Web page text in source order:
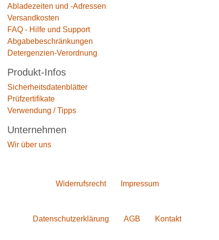
Abladezeiten und -Adressen
Versandkosten
FAQ - Hilfe und Support
Abgabebeschränkungen
Detergenzien-Verordnung
Produkt-Infos
Sicherheitsdatenblätter
Prüfzertifikate
Verwendung / Tipps
Unternehmen
Wir über uns
Widerrufs­recht Impressum
Daten­schutz­erklärung AGB Kontakt